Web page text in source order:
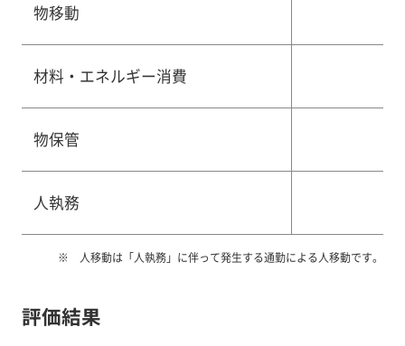
物移動
材料・エネルギー消費
物保管
人執務
人移動は「人執務」に伴って発生する通勤による人移動です。
評価結果